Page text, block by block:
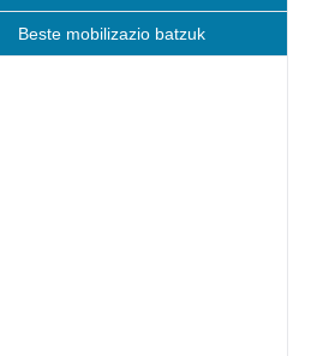
Beste mobilizazio batzuk